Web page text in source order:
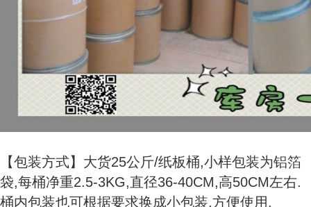
【包装方式】大货25公斤/纸板桶,小样包装为铝箔
袋,每桶净重2.5-3KG,直径36-40CM,高50CM左右.
桶内包装也可根据要求换成小包装,方便使用.